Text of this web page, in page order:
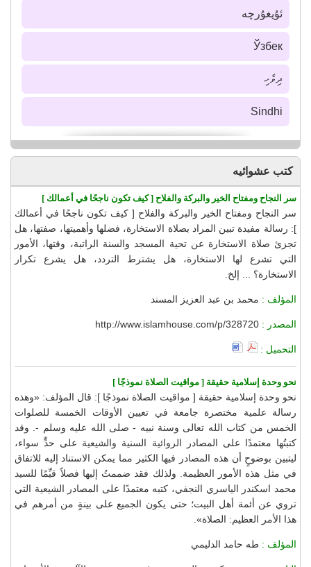
ئۇيغۇرچە
Ўзбек
ދިވެހި
Sindhi
كتب عشوائيه
سر النجاح ومفتاح الخير والبركة والفلاح [ كيف تكون ناجحًا في أعمالك ]
سر النجاح ومفتاح الخير والبركة والفلاح [ كيف تكون ناجحًا في أعمالك
]: رسالة مفيدة تبين المراد بصلاة الاستخارة، فضلها وأهميتها، صفتها، هل
تجزئ صلاة الاستخارة عن تحية المسجد والسنة الراتبة، وقتها، الأمور
التي تشرع لها الاستخارة، هل يشترط التردد، هل يشرع تكرار
الاستخارة؟ ... إلخ.
المؤلف : محمد بن عبد العزيز المسند
المصدر : http://www.islamhouse.com/p/328720
التحميل :
نحو وحدة إسلامية حقيقة [ مواقيت الصلاة نموذجًا ]
نحو وحدة إسلامية حقيقة [ مواقيت الصلاة نموذجًا ]: قال المؤلف: «وهذه
رسالة علمية مختصرة جامعة في تعيين الأوقات الخمسة للصلوات
الخمس من كتاب الله تعالى وسنة نبيه - صلى الله عليه وسلم -. وقد
كتبتُها معتمدًا على المصادر الروائية السنية والشيعية على حدٍّ سواء،
ليتبين بوضوحٍ أن هذه المصادر فيها الكثير مما يمكن الاستناد إليه للاتفاق
في مثل هذه الأمور العظيمة. ولذلك فقد ضممتُ إليها فصلاً قيِّمًا للسيد
محمد اسكندر الياسري النجفي، كتبه معتمدًا على المصادر الشيعية التي
تروي عن أئمة أهل البيت؛ حتى يكون الجميع على بينةٍ من أمرهم في
هذا الأمر العظيم: الصلاة».
المؤلف : طه حامد الدليمي